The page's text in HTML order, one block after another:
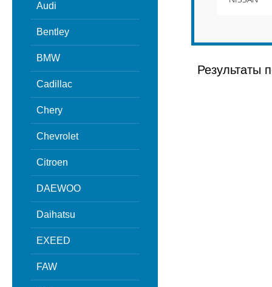
Audi
Bentley
BMW
Cadillac
Chery
Chevrolet
Citroen
DAEWOO
Daihatsu
EXEED
FAW
Результаты